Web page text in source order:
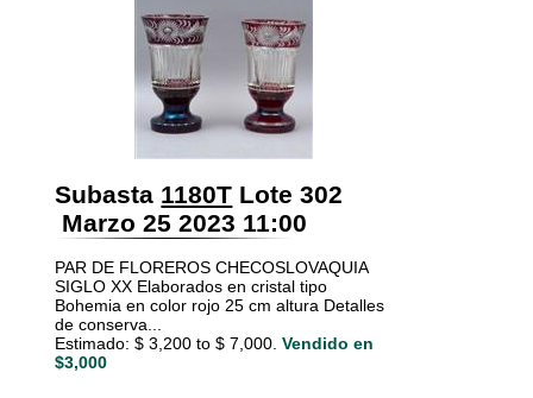
Subasta 1180T Lote 302
Marzo 25 2023 11:00
PAR DE FLOREROS CHECOSLOVAQUIA
SIGLO XX Elaborados en cristal tipo
Bohemia en color rojo 25 cm altura Detalles
de conserva...
Estimado: $ 3,200 to $ 7,000. Vendido en
$3,000